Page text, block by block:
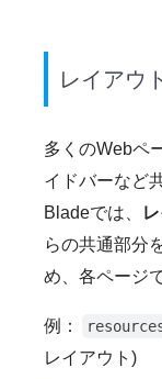
レイアウ
多くのWebペ
イドバーなど
Bladeでは、
らの共通部分
め、各ページ
例：
レイアウト)